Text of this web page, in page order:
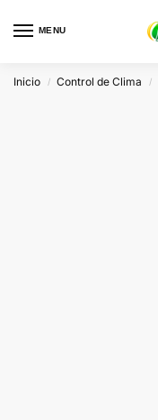
MENU
Inicio / Control de Clima /